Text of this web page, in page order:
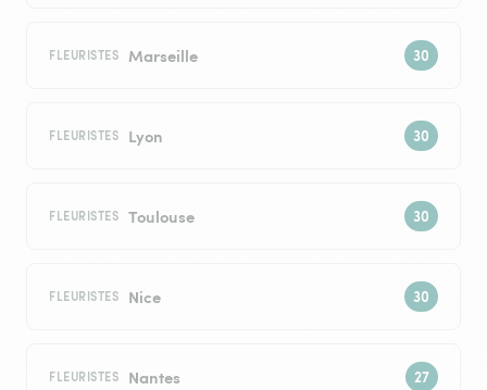
FLEURISTES Marseille
FLEURISTES Lyon
FLEURISTES Toulouse
FLEURISTES Nice
FLEURISTES Nantes